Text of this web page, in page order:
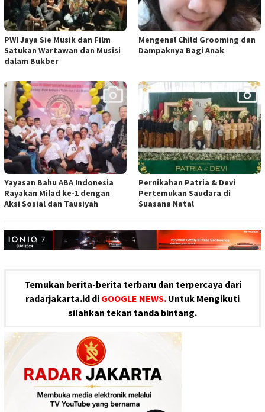
PWI Jaya Sie Musik dan Film
Satukan Wartawan dan Musisi
dalam Bukber
Mengenal Child Grooming dan
Dampaknya Bagi Anak
Yayasan Bahu ABA Indonesia
Rayakan Milad ke-1 dengan
Aksi Sosial dan Tausiyah
Pernikahan Patria & Devi
Pertemukan Saudara di
Suasana Natal
Temukan berita-berita terbaru dan terpercaya dari
radarjakarta.id di GOOGLE NEWS. Untuk Mengikuti
silahkan tekan tanda bintang.